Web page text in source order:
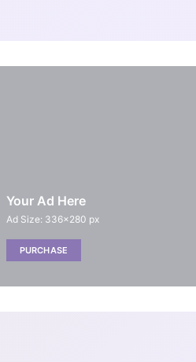
Your Ad Here
Ad Size: 336x280 px
PURCHASE